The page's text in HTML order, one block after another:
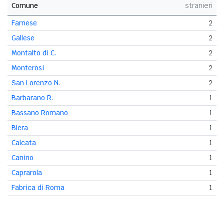
Comune
stranieri
Farnese
2
Gallese
2
Montalto di C.
2
Monterosi
2
San Lorenzo N.
2
Barbarano R.
1
Bassano Romano
1
Blera
1
Calcata
1
Canino
1
Caprarola
1
Fabrica di Roma
1